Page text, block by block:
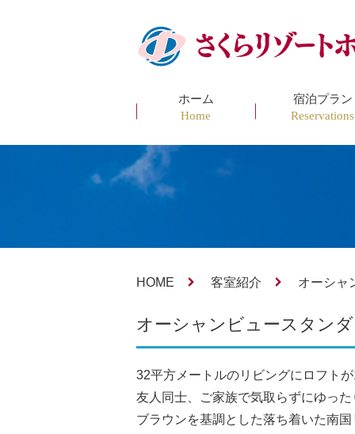
ホーム
Home
宿泊プラン
Reservations
HOME 客室紹介 オーシャ
オーシャンビュースタン
32平方メートルのリビングにロフト
友人同士、ご家族で気取らずにゆっ
ブラウンを基調とした落ち着いた南